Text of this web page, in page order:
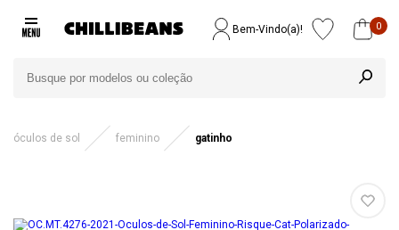
Bem-Vindo(a)! 0
óculos de sol feminino gatinho